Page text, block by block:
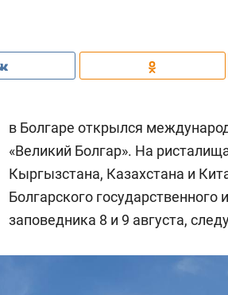
в Болгаре открылся
«Великий Болгар». На
Кыргызстана, Казахстана и
Болгарского государственного
заповедника 8 и 9 августа,